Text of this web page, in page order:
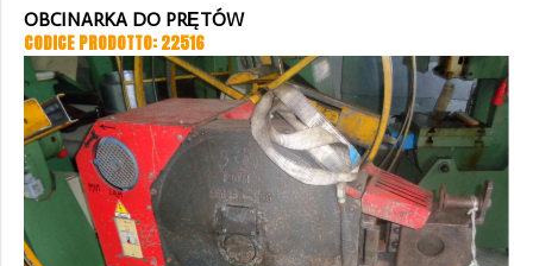
OBCINARKA DO PRĘTÓW
CODICE PRODOTTO: 22516